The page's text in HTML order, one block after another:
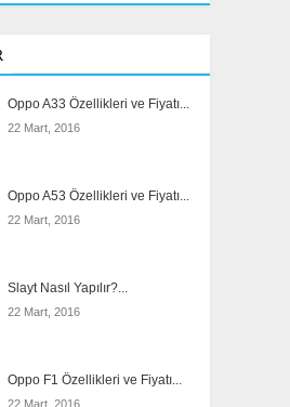
Oppo A33 Özellikleri ve Fiyatı...
22 Mart, 2016
Oppo A53 Özellikleri ve Fiyatı...
22 Mart, 2016
Slayt Nasıl Yapılır?...
22 Mart, 2016
Oppo F1 Özellikleri ve Fiyatı...
22 Mart, 2016